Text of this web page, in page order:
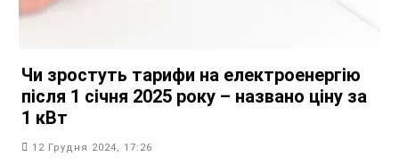
Чи зростуть тарифи на електроенергію
після 1 січня 2025 року – названо ціну за
1 кВт
12 Грудня 2024, 17:26